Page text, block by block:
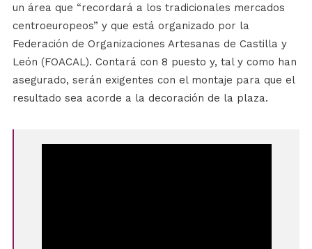
un área que “recordará a los tradicionales mercados
centroeuropeos” y que está organizado por la
Federación de Organizaciones Artesanas de Castilla y
León (FOACAL). Contará con 8 puesto y, tal y como han
asegurado, serán exigentes con el montaje para que el
resultado sea acorde a la decoración de la plaza.